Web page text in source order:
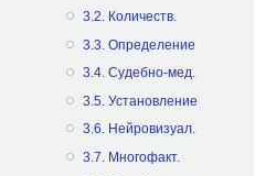
3.2. Количеств.
3.3. Определение
3.4. Судебно-мед.
3.5. Установление
3.6. Нейровизуал.
3.7. Многофакт.